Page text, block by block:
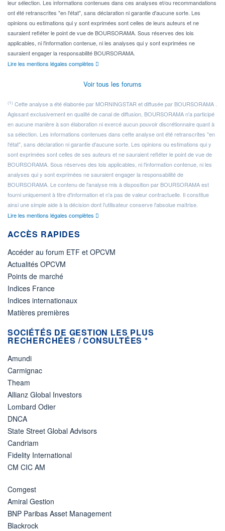
leur sélection. Les informations contenues dans ces analyses et/ou recommandations
ont été retranscrites "en l'état", sans déclaration ni garantie d'aucune sorte. Les
opinions ou estimations qui y sont exprimées sont celles de leurs auteurs et ne
sauraient refléter le point de vue de BOURSORAMA. Sous réserves des lois
applicables, ni l'information contenue, ni les analyses qui y sont exprimées ne
sauraient engager la responsabilité BOURSORAMA.
Lire les mentions légales complètes
Voir tous les forums
(1) Cette analyse a été élaborée par MORNINGSTAR et diffusée par BOURSORAMA .
Agissant exclusivement en qualité de canal de diffusion, BOURSORAMA n'a participé
en aucune manière à son élaboration ni exercé aucun pouvoir discrétionnaire quant à
sa sélection. Les informations contenues dans cette analyse ont été retranscrites "en
l'état", sans déclaration ni garantie d'aucune sorte. Les opinions ou estimations qui y
sont exprimées sont celles de ses auteurs et ne sauraient refléter le point de vue de
BOURSORAMA. Sous réserves des lois applicables, ni l'information contenue, ni les
analyses qui y sont exprimées ne sauraient engager la responsabilité de
BOURSORAMA. Le contenu de l'analyse mis à disposition par BOURSORAMA est
fourni uniquement à titre d'information et n'a pas de valeur contractuelle. Il constitue
ainsi une simple aide à la décision dont l'utilisateur conserve l'absolue maîtrise.
Lire les mentions légales complètes
ACCÈS RAPIDES
Accéder au forum ETF et OPCVM
Actualités OPCVM
Points de marché
Indices France
Indices internationaux
Matières premières
SOCIÉTÉS DE GESTION LES PLUS
RECHERCHÉES / CONSULTÉES *
Amundi
Carmignac
Theam
Allianz Global Investors
Lombard Odier
DNCA
State Street Global Advisors
Candriam
Fidelity International
CM CIC AM
Comgest
Amiral Gestion
BNP Paribas Asset Management
Blackrock